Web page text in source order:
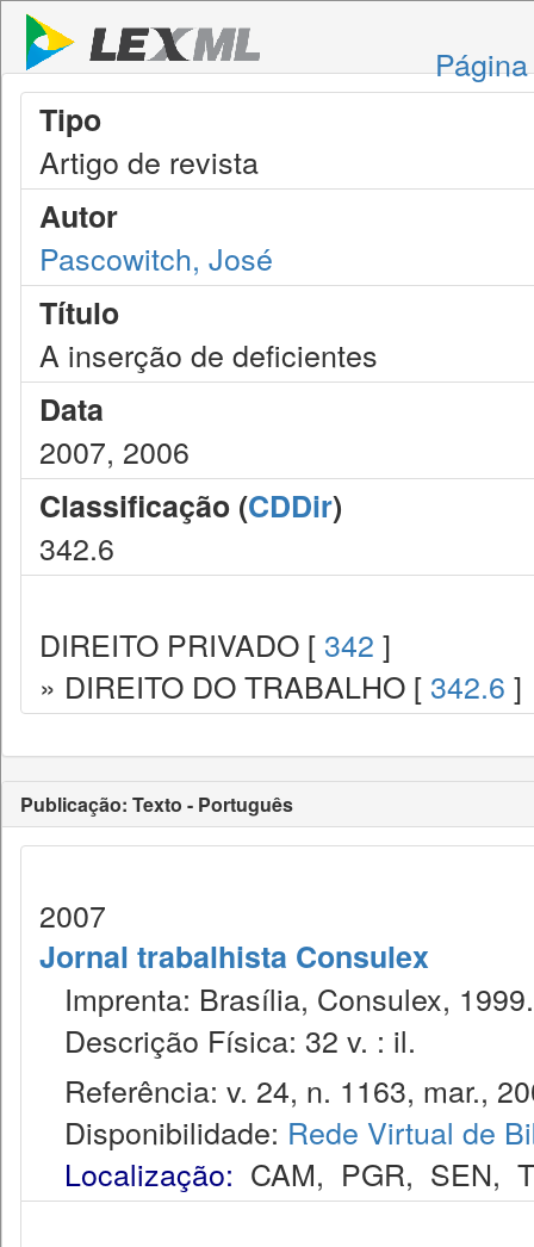
Tipo
Artigo de revista
Autor
Pascowitch, José
Título
A inserção de deficientes
Data
2007, 2006
Classificação (CDDir)
342.6
DIREITO PRIVADO [ 342 ]
» DIREITO DO TRABALHO [ 342.6 ]
Publicação: Texto - Português
2007
Jornal trabalhista Consulex
Imprenta: Brasília, Consulex, 1999.
Descrição Física: 32 v. : il.
Referência: v. 24, n. 1163, mar.,
Disponibilidade: Rede Virtual de
Localização: CAM, PGR, SEN,